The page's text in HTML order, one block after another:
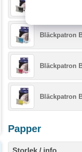
Bläckpatron
Bläckpatron
Bläckpatron
Bläckpatron
Papper
Storlek / info